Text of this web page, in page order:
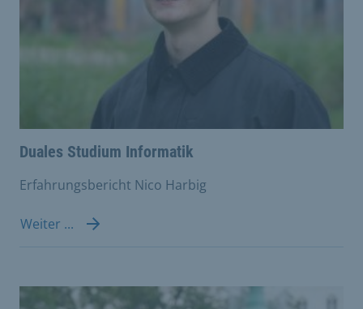
Duales Studium Informatik
Erfahrungsbericht Nico Harbig
Weiter ...